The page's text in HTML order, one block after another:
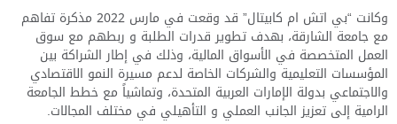
وكانت “بي اتش ام كابيتال” قد وقعت في مارس 2022 مذكرة تفاهم
مع جامعة الشارقة، بهدف تطوير قدرات الطلبة و ربطهم مع سوق
العمل المتخصصة في الأسواق المالية، وذلك في إطار الشراكة بين
المؤسسات التعليمية والشركات الخاصة لدعم مسيرة النمو الاقتصادي
والاجتماعي بدولة الإمارات العربية المتحدة، وتماشياً مع خطط الجامعة
الرامية إلى تعزيز الجانب العملي و التأهيلي في مختلف المجالات.